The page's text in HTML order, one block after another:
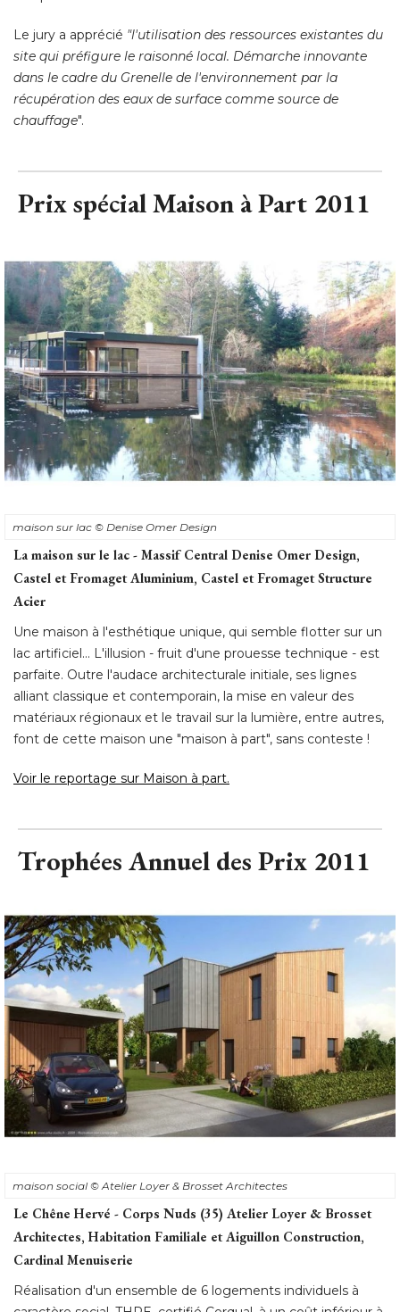
chauffage".
Prix spécial Maison à Part 2011
maison sur lac © Denise Omer Design
La maison sur le lac - Massif Central Denise Omer Design,
lac artificiel... L'illusion - fruit d'une prouesse technique - est
parfaite. Outre l'audace architecturale initiale, ses lignes
alliant classique et contemporain, la mise en valeur des
matériaux régionaux et le travail sur la lumière, entre autres,
font de cette maison une "maison à part", sans conteste !
Voir le reportage sur Maison à part.
Trophées Annuel des Prix 2011
maison social© Atelier Loyer & Brosset Architectes
Le Chêne Hervé - Corps Nuds (35) Atelier Loyer & Brosset
caractère social, THPE, certifié Cerqual, à un coût inférieur à
1.400 €/m2.
(notamment : cellier + garage complètement détachés de